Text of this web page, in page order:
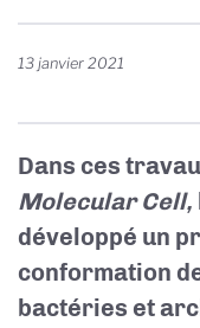
13 janvier 2021
Dans ces
Molecular Cell,
développé un
conformation
bactéries et